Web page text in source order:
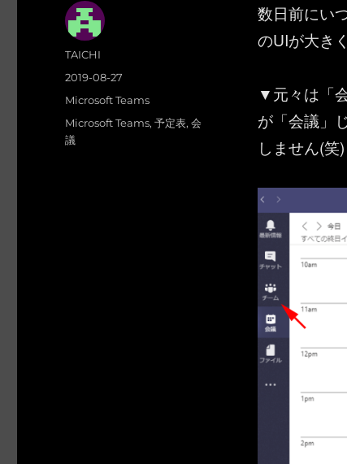
数日前にい
のUIが大き
▼元々は「
が「会議」
しません(笑)
投
稿
TAICHI
投
2019-08-27
カ
ゴ
Microsoft Teams
タ
グ
Microsoft Teams,予定表,会
議